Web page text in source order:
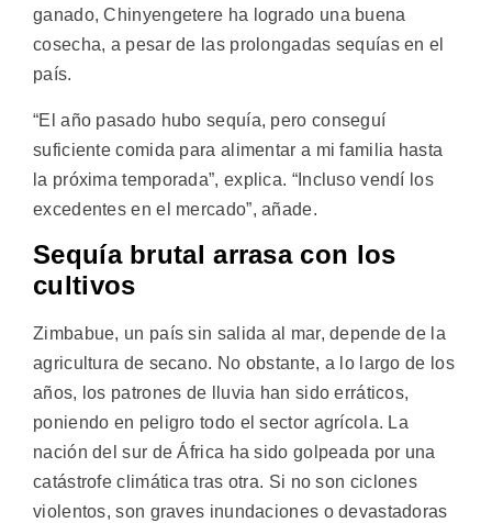
ganado, Chinyengetere ha logrado una buena
cosecha, a pesar de las prolongadas sequías en el
país.
“El año pasado hubo sequía, pero conseguí
suficiente comida para alimentar a mi familia hasta
la próxima temporada”, explica. “Incluso vendí los
excedentes en el mercado”, añade.
Sequía brutal arrasa con los
cultivos
Zimbabue, un país sin salida al mar, depende de la
agricultura de secano. No obstante, a lo largo de los
años, los patrones de lluvia han sido erráticos,
poniendo en peligro todo el sector agrícola. La
nación del sur de África ha sido golpeada por una
catástrofe climática tras otra. Si no son ciclones
violentos, son graves inundaciones o devastadoras